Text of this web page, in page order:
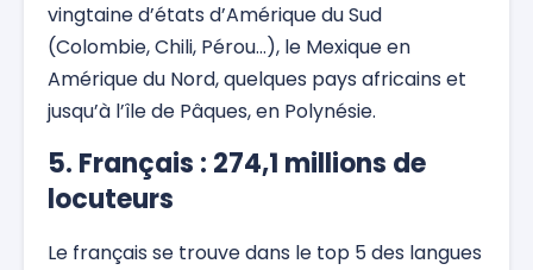
vingtaine d’états d’Amérique du Sud
(Colombie, Chili, Pérou…), le Mexique en
Amérique du Nord, quelques pays africains et
jusqu’à l’île de Pâques, en Polynésie.
5. Français : 274,1 millions de
locuteurs
Le français se trouve dans le top 5 des langues